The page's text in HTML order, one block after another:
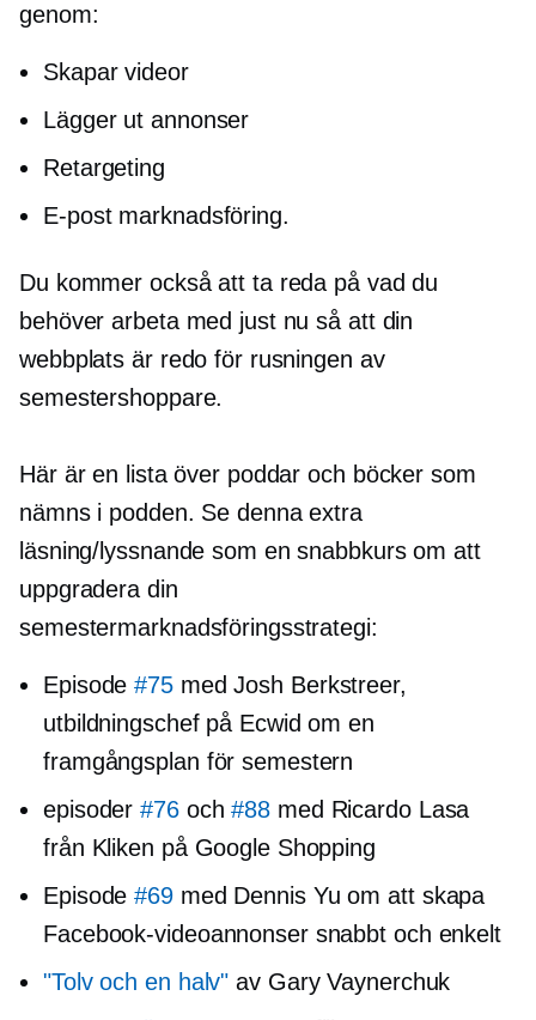
genom:
Skapar videor
Lägger ut annonser
Retargeting
E-post marknadsföring.
Du kommer också att ta reda på vad du
behöver arbeta med just nu så att din
webbplats är redo för rusningen av
semestershoppare.
Här är en lista över poddar och böcker som
nämns i podden. Se denna extra
läsning/lyssnande som en snabbkurs om att
uppgradera din
semestermarknadsföringsstrategi:
Episode#75med Josh Berkstreer,
utbildningschef på Ecwid om en
framgångsplan för semestern
episoder#76och#88 med Ricardo Lasa
från Kliken på Google Shopping
Episode#69med Dennis Yu om att skapa
Facebook-videoannonser snabbt och enkelt
"Tolv och en halv" av Gary Vaynerchuk